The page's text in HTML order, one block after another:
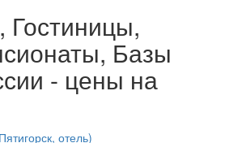
Гостиницы,
Базы
- цены на